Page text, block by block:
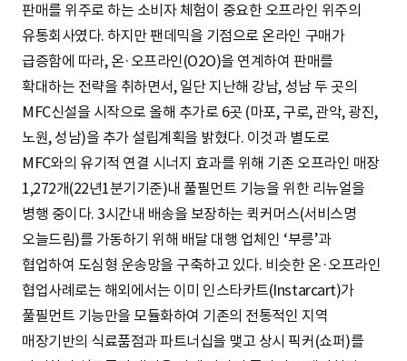
판매를 위주로 하는 소비자 체험이 중요한 오프라인 위주의
유통회사였다. 하지만 팬데믹을 기점으로 온라인 구매가
급증함에 따라, 온·오프라인(O2O)을 연계하여 판매를
확대하는 전략을 취하면서, 일단 지난해 강남, 성남 두 곳의
MFC신설을 시작으로 올해 추가로 6곳 (마포, 구로, 관악, 광진,
노원, 성남)을 추가 설립계획을 밝혔다. 이것과 별도로
MFC와의 유기적 연결 시너지 효과를 위해 기존 오프라인 매장
1,272개(22년1분기기준)내 풀필먼트 기능을 위한 리뉴얼을
병행 중이다. 3시간내 배송을 보장하는 퀵커머스(서비스명
오늘드림)를 가동하기 위해 배달 대행 업체인 ‘부릉’과
협업하여 도심형 운송망을 구축하고 있다. 비슷한 온·오프라인
협업사례로는 해외에서는 이미 인스타카트(Instarcart)가
풀필먼트 기능만을 모듈화하여 기존의 전통적인 지역
매장기반의 식료품점과 파트너십을 맺고 상시 픽커(쇼퍼)를